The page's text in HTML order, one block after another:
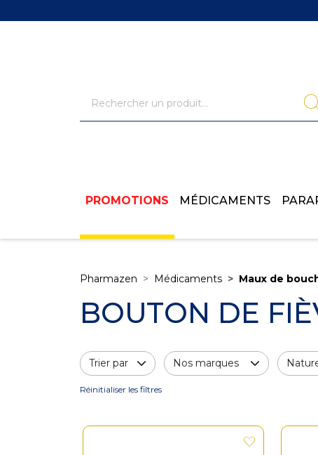
PROMOTIONS MÉDICAMENTS
Pharmazen Médicaments Maux de
BOUTON DE
Trier par Nos marques
Posez une question
Réinitialiser les filtres